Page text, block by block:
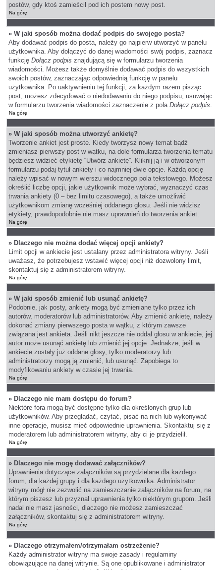
postów, gdy ktoś zamieścił pod ich postem nowy post.
Na górę
» W jaki sposób można dodać podpis do swojego posta?
Aby dodawać podpis do posta, należy go najpierw utworzyć w panelu
użytkownika. Aby dołączyć do danej wiadomości swój podpis, zaznacz
funkcjęDołącz podpis znajdującą się w formularzu tworzenia
wiadomości. Możesz także domyślnie dodawać podpis do wszystkich
swoich postów, zaznaczając odpowiednią funkcję w panelu
użytkownika. Po uaktywnieniu tej funkcji, za każdym razem pisząc
post, możesz zdecydować o niedodawaniu do niego podpisu, usuwając
w formularzu tworzenia wiadomości zaznaczenie z polaDołącz podpis.
Na górę
» W jaki sposób można utworzyć ankietę?
Tworzenie ankiet jest proste. Kiedy tworzysz nowy temat bądź
zmieniasz pierwszy post w wątku, na dole formularza tworzenia tematu
będziesz widzieć etykietę “Utwórz ankietę”. Kliknij ją i w otworzonym
formularzu podaj tytuł ankiety i co najmniej dwie opcje. Każdą opcję
należy wpisać w nowym wierszu widocznego pola tekstowego. Możesz
określić liczbę opcji, jakie użytkownik może wybrać, wyznaczyć czas
trwania ankiety (0 – bez limitu czasowego), a także umożliwić
użytkownikom zmianę wcześniej oddanego głosu. Jeśli nie widzisz
etykiety, prawdopodobnie nie masz uprawnień do tworzenia ankiet.
Na górę
» Dlaczego nie można dodać więcej opcji ankiety?
Limit opcji w ankiecie jest ustalany przez administratora witryny. Jeśli
uważasz, że potrzebujesz wstawić więcej opcji niż dozwolony limit,
skontaktuj się z administratorem witryny.
Na górę
» W jaki sposób zmienić lub usunąć ankietę?
Podobnie, jak posty, ankiety mogą być zmieniane tylko przez ich
autorów, moderatorów lub administratorów. Aby zmienić ankietę, należy
dokonać zmiany pierwszego posta w wątku, z którym zawsze
związana jest ankieta. Jeśli nikt jeszcze nie oddał głosu w ankiecie, jej
autor może usunąć ankietę lub zmienić jej opcje. Jednakże, jeśli w
ankiecie zostały już oddane głosy, tylko moderatorzy lub
administratorzy mogą ją zmienić, lub usunąć. Zapobiega to
modyfikowaniu ankiety w czasie jej trwania.
Na górę
» Dlaczego nie mam dostępu do forum?
Niektóre fora mogą być dostępne tylko dla określonych grup lub
użytkowników. Aby przeglądać, czytać, pisać na nich lub wykonywać
inne operacje, musisz mieć odpowiednie uprawnienia. Skontaktuj się z
moderatorem lub administratorem witryny, aby ci je przydzielił.
Na górę
» Dlaczego nie mogę dodawać załączników?
Uprawnienia dotyczące załączników są przydzielane dla każdego
forum, dla każdej grupy i dla każdego użytkownika. Administrator
witryny mógł nie zezwolić na zamieszczanie załączników na forum, na
którym piszesz lub przyznał uprawnienia tylko niektórym grupom. Jeśli
nadal nie masz jasności, dlaczego nie możesz zamieszczać
załączników, skontaktuj się z administratorem witryny.
Na górę
» Dlaczego otrzymałem/otrzymałam ostrzeżenie?
Każdy administrator witryny ma swoje zasady i regulaminy
obowiązujące na danej witrynie. Są one opublikowane i administrator